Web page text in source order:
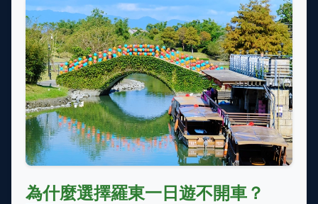
為什麼選擇羅東一日遊不開車？